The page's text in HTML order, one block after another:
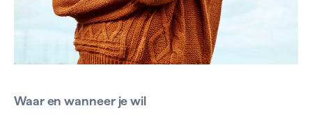
Waar en wanneer je wil